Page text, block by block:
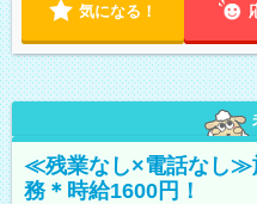
気になる！
≪残業なし×電話なし≫
務＊時給1600円！